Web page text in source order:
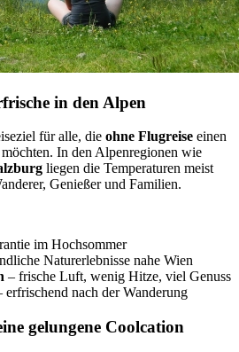
in den Alpen
für alle, die ohne Flugreise einen
In den Alpenregionen wie
liegen die Temperaturen meist
Genießer und Familien.
im Hochsommer
Naturerlebnisse nahe Wien
– frische Luft, wenig Hitze, viel Genuss
erfrischend nach der Wanderung
gelungene Coolcation